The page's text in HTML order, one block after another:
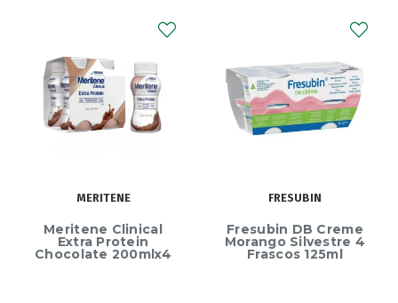
MERITENE
Meritene Clinical
Extra Protein
Chocolate 200mlx4
FRESUBIN
Fresubin DB Creme
Morango Silvestre 4
Frascos 125ml